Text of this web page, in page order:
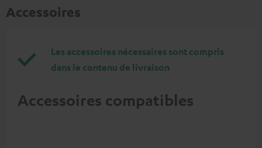
Accessoires
Les accessoires nécessaires sont compris
dans le contenu de livraison
Accessoires compatibles